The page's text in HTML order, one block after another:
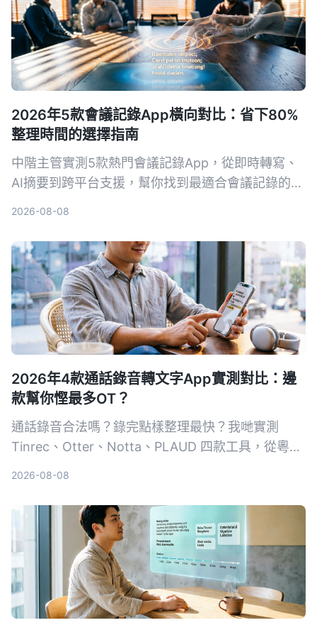
2026年5款會議記錄App橫向對比：省下80%
整理時間的選擇指南
中階主管實測5款熱門會議記錄App，從即時轉寫、
AI摘要到跨平台支援，幫你找到最適合會議記錄的工
2026-08-08
2026年4款通話錄音轉文字App實測對比：邊
款幫你慳最多OT？
通話錄音合法嗎？錄完點樣整理最快？我哋實測
Tinrec、Otter、Notta、PLAUD 四款工具，從粵語
2026-08-08